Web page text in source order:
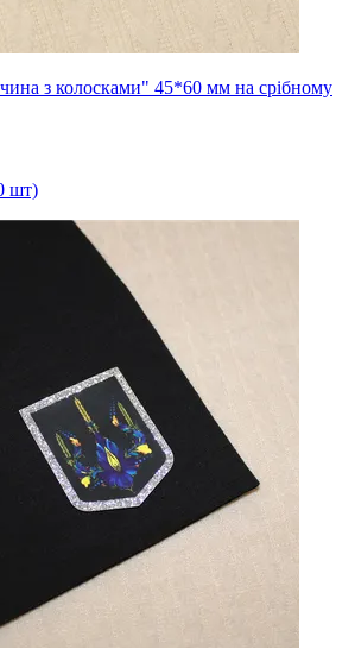
з колосками" 45*60 мм на срібному
шт)